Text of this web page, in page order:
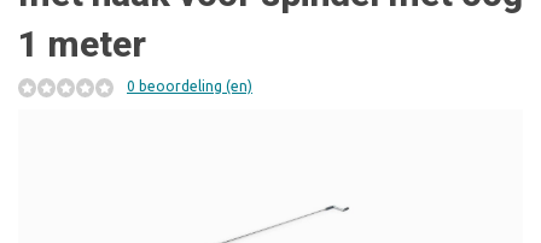
1 meter
0 beoordeling (en)